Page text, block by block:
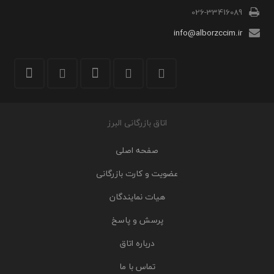
026-33416089
info@alborzccim.ir
اتاق بازرگانی البرز
صفحه اصلی
عضویت و کارت بازرگانی
هیات نمایندگان
پرسش و پاسخ
درباره اتاق
تماس با ما